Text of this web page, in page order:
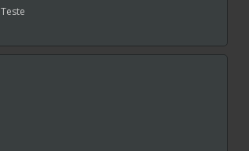
Teste